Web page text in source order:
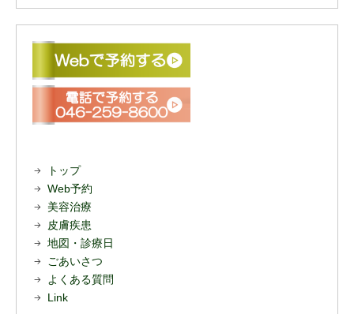
トップ
Web予約
美容治療
皮膚疾患
地図・診療日
ごあいさつ
よくある質問
Link